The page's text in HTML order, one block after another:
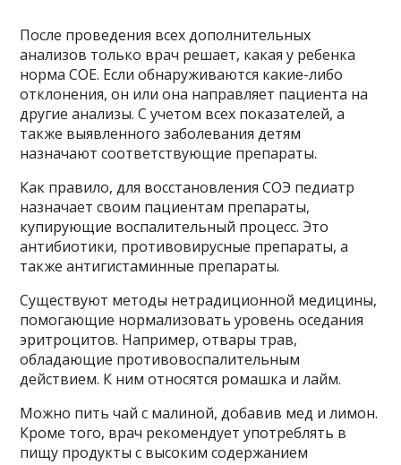
После проведения всех дополнительных
анализов только врач решает, какая у ребенка
норма COE. Если обнаруживаются какие-либо
отклонения, он или она направляет пациента на
другие анализы. С учетом всех показателей, а
также выявленного заболевания детям
назначают соответствующие препараты.
Как правило, для восстановления СОЭ педиатр
назначает своим пациентам препараты,
купирующие воспалительный процесс. Это
антибиотики, противовирусные препараты, а
также антигистаминные препараты.
Существуют методы нетрадиционной медицины,
помогающие нормализовать уровень оседания
эритроцитов. Например, отвары трав,
обладающие противовоспалительным
действием. К ним относятся ромашка и лайм.
Можно пить чай с малиной, добавив мед и лимон.
Кроме того, врач рекомендует употреблять в
пищу продукты с высоким содержанием